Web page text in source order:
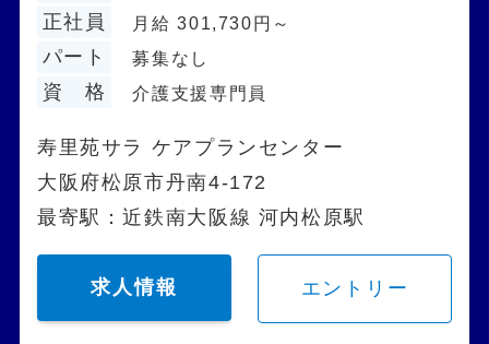
正社員 月給 301,730円～
パート 募集なし
資 格 介護支援専門員
寿里苑サラ ケアプランセンター
大阪府松原市丹南4-172
最寄駅：近鉄南大阪線 河内松原駅
求人情報 エントリー